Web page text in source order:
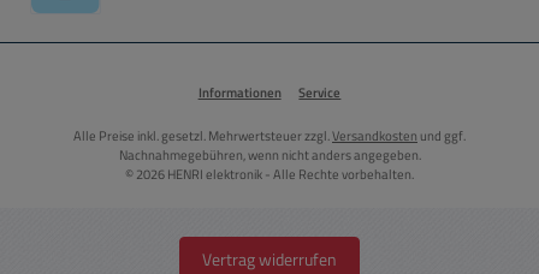
Informationen Service
Alle Preise inkl. gesetzl. Mehrwertsteuer zzgl.Versandkosten und ggf.
Nachnahmegebühren, wenn nicht anders angegeben.
© 2026 HENRI elektronik - Alle Rechte vorbehalten.
Vertrag widerrufen